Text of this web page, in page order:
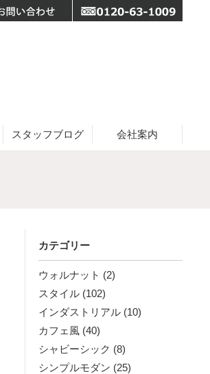
スタッフブログ 会社案内
カテゴリー
ウォルナット (2)
スタイル (102)
インダストリアル (10)
カフェ風 (40)
シャビーシック (8)
シンプルモダン (25)